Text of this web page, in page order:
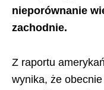
nieporównanie
zachodnie.
Z raportu
wynika, że